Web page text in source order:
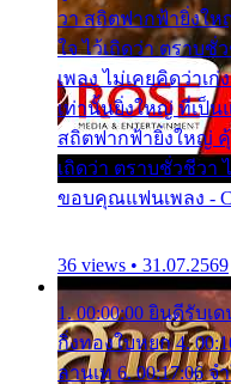
วา สถิตฟากฟ้ายิ่งใ
ใจ ไว้เถิดว่า ตราบ
เพลง ไม่เคยคิดว่าเ
เท่านั้นยิ่งใหญ่ ที่เป็น
สถิตฟากฟ้ายิ่งใหญ่ คุ้
เถิดว่า ตราบชั่วชีวา
ขอบคุณแฟนเพลง -
36 views • 31.07.2569
1. 00:00:00 ยินดีรับเ
กิ่งทองใบหยก 4.
ลานเท 6. 00:17:06 จ